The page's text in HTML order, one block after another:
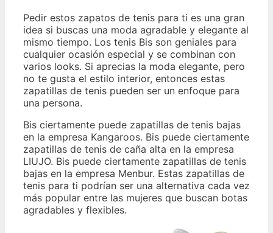
Pedir estos zapatos de tenis para ti es una gran
idea si buscas una moda agradable y elegante al
mismo tiempo. Los tenis Bis son geniales para
cualquier ocasión especial y se combinan con
varios looks. Si aprecias la moda elegante, pero
no te gusta el estilo interior, entonces estas
zapatillas de tenis pueden ser un enfoque para
una persona.
Bis ciertamente puede zapatillas de tenis bajas
en la empresa Kangaroos. Bis puede ciertamente
zapatillas de tenis de caña alta en la empresa
LIUJO. Bis puede ciertamente zapatillas de tenis
bajas en la empresa Menbur. Estas zapatillas de
tenis para ti podrían ser una alternativa cada vez
más popular entre las mujeres que buscan botas
agradables y flexibles.